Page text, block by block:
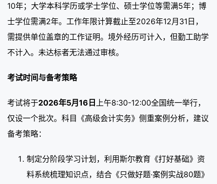
10年；大学本科学历或学士学位、硕士学位等需满5年；博
士学位需满2年。工作年限计算截止至2026年12月31日，
需提供单位盖章的工作证明。境外经历可计入，但勤工助学
不计入。未达标者无法通过审核。
考试时间与备考策略
考试将于2026年5月16日 上午8:30-12:00全国统一举行，
仅设一个批次。科目《高级会计实务》侧重案例分析，建议
备考策略：
制定分阶段学习计划，利用斯尔教育《打好基础》资
料系统梳理知识点，结合《只做好题·案例实战80题》